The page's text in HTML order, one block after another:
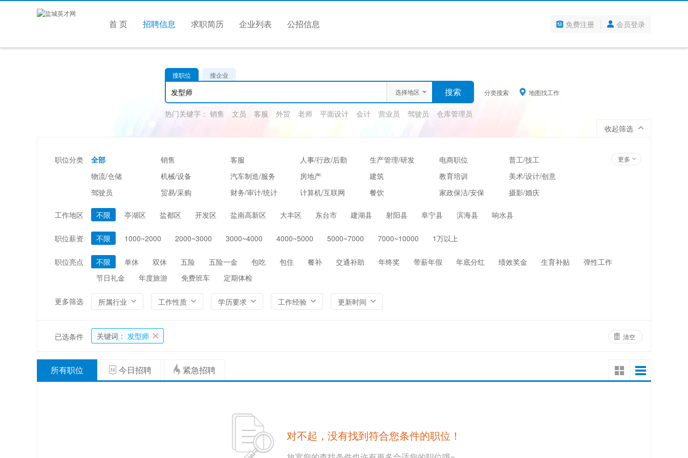
首 页 招聘信息 求职简历 企业列表 公招信息 免费注册 会员登录
搜职位
搜企业
选择地区
分类搜索 地图找工作
热门关键字： 销售 文员 客服 外贸 老师 平面设计 会计 营业员 驾驶员
仓库管理员
收起筛选
职位分类 全部 销售 客服 人事/行政/后勤 生产管理/研发 电商职位
普工/技工
物流/仓储
机械/设备 汽车制造/服务 房地产 建筑 教育培训
美术/设计/创意
驾驶员
贸易/采购 财务/审计/统计 计算机/互联网 餐饮 家政保洁/安保
摄影/婚庆
美容/美发
编辑/出版/印刷
金融/证券/投资 保险 医院/医疗/护理 制药/生物工程 通信/网络设备
能源/电力/矿产
化工 环保 农/林/牧/渔业 其他
更多
工作地区 不限 亭湖区 盐都区 开发区 盐南高新区 大丰区 东台市 建湖县 射阳县 阜宁县 滨海县 响水县
职位薪资 不限 1000~2000 2000~3000 3000~4000 4000~5000 5000~7000 7000~10000 1万以上
职位亮点 不限 单休 双休 五险 五险一金 包吃 包住 餐补 交通补助 年终奖 带薪年假 年底分红 绩效奖金 生育补贴
弹性工作
节日礼金
年度旅游 免费班车 定期体检
更多筛选 所属行业 工作性质 学历要求 工作经验 更新时间
已选条件 关键词： 发型师 清空
所有职位 今日招聘 紧急招聘
对不起，没有找到符合您条件的职位！